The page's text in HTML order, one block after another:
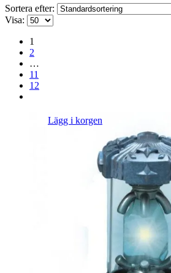
Sortera efter:
Visa:
1
2
…
11
12
Lägg i korgen